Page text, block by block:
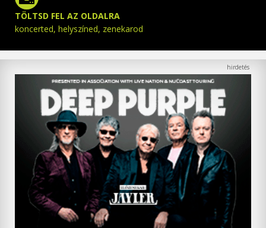
TÖLTSD FEL AZ OLDALRA
koncerted, helyszíned, zenekarod